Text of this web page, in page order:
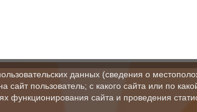
данных (сведения о
сайт пользователь; с какого сайта или по
функционирования сайта и проведения